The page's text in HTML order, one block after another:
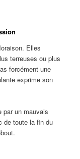
Elles
terreuses ou plus
forcément une
exprime son
par un mauvais
de toute la fin du